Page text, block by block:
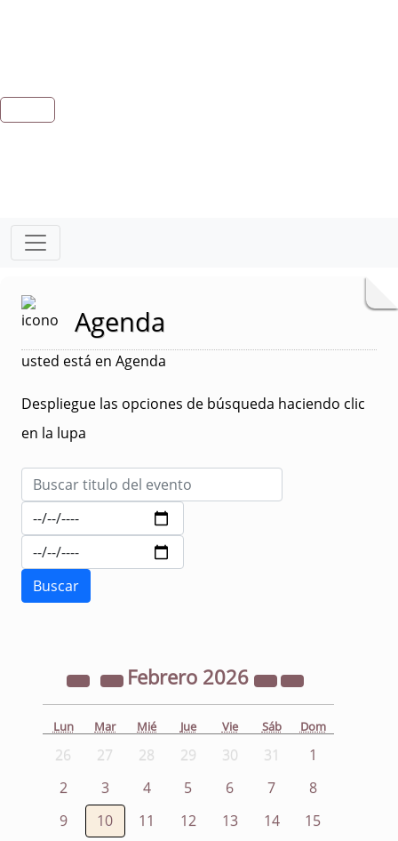
Agenda
usted está en Agenda
Despliegue las opciones de búsqueda haciendo clic
en la lupa
Febrero 2026
Lun Mar Mié Jue Vie Sáb Dom
26 27 28 29 30 31
1
2
3 4 5 6 7
8
9
10 11 12 13 14
15